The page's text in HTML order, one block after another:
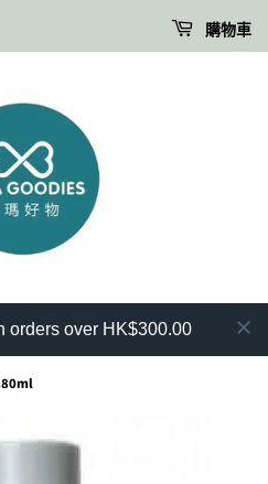
購物車
orders over HK$300.00